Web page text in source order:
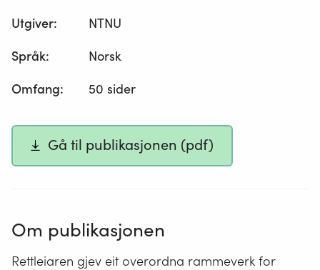
Utgiver:
NTNU
Språk:
Norsk
Omfang: 50 sider
Gå til publikasjonen (pdf)
Om publikasjonen
Rettleiaren gjev eit overordna rammeverk for